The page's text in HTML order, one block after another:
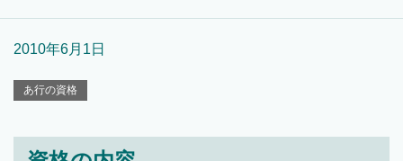
2010年6月1日
あ行の資格